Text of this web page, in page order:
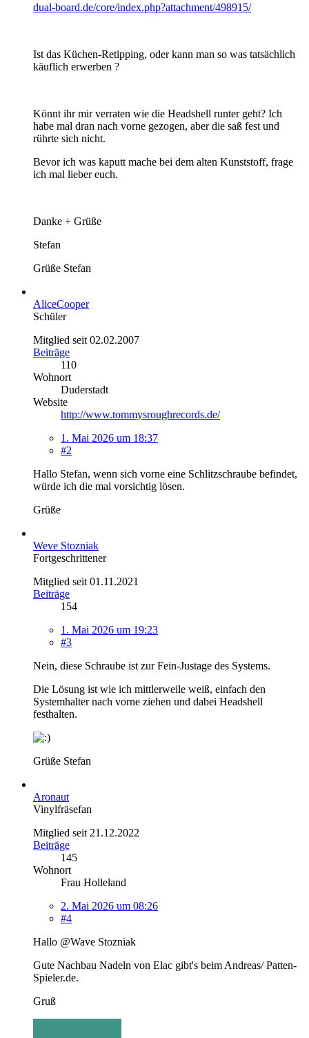
dual-board.de/core/index.php?attachment/498915/
Ist das Küchen-Retipping, oder kann man so was tatsächlich
käuflich erwerben ?
Könnt ihr mir verraten wie die Headshell runter geht? Ich
habe mal dran nach vorne gezogen, aber die saß fest und
rührte sich nicht.
Bevor ich was kaputt mache bei dem alten Kunststoff, frage
ich mal lieber euch.
Danke + Grüße
Stefan
Grüße Stefan
AliceCooper
Schüler
Mitglied seit 02.02.2007
Beiträge
110
Wohnort
Duderstadt
Website
http://www.tommysroughrecords.de/
1. Mai 2026 um 18:37
#2
Hallo Stefan, wenn sich vorne eine Schlitzschraube befindet,
würde ich die mal vorsichtig lösen.
Grüße
Weve Stozniak
Fortgeschrittener
Mitglied seit 01.11.2021
Beiträge
154
1. Mai 2026 um 19:23
#3
Nein, diese Schraube ist zur Fein-Justage des Systems.
Die Lösung ist wie ich mittlerweile weiß, einfach den
Systemhalter nach vorne ziehen und dabei Headshell
festhalten.
Grüße Stefan
Aronaut
Vinylfräsefan
Mitglied seit 21.12.2022
Beiträge
145
Wohnort
Frau Holleland
2. Mai 2026 um 08:26
#4
Hallo @Wave Stozniak
Gute Nachbau Nadeln von Elac gibt's beim Andreas/ Patten-
Spieler.de.
Gruß